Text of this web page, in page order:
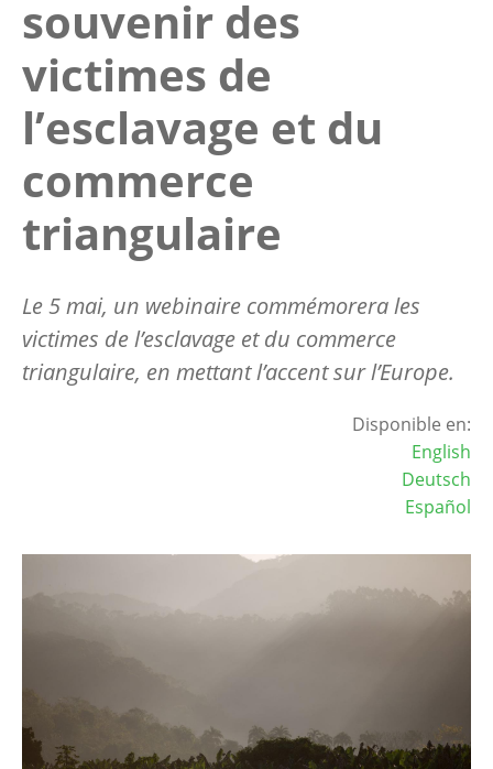
souvenir des
victimes de
l’esclavage et du
commerce
triangulaire
Le 5 mai, un webinaire commémorera les
victimes de l’esclavage et du commerce
triangulaire, en mettant l’accent sur l’Europe.
Disponible en:
English
Deutsch
Español